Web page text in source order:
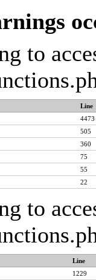
to
Line
4473
505
360
75
55
22
to
Line
1229